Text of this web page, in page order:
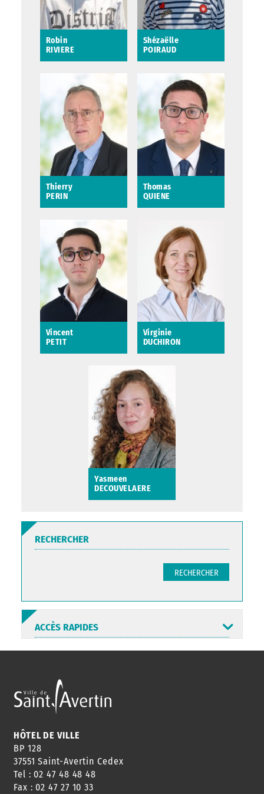
Saint-Avertin
Robin
RIVIERE
Shézaëlle
POIRAUD
Thierry
PERIN
Conseiller municipal
délégué à la
tranquillité, à la
sécurité publique, à
la sécurité civile et au
devoir de mémoire
Correspondant
Défense (CORDEF)
Saint-Avertin
Thomas
QUIENE
Conseiller municipal
délégué aux relations
extérieures
Saint-Avertin
Vincent
PETIT
Virginie
DUCHIRON
Yasmeen
DECOUVELAERE
DECOUVELAERE
RECHERCHER
RECHERCHER
ACCÈS RAPIDES
ANNUAIRE
HORAIRES
CONSEILS
DE QUARTIER
HÔTEL DE VILLE
BP 128
37551 Saint-Avertin Cedex
Tel : 02 47 48 48 48
Fax : 02 47 27 10 33